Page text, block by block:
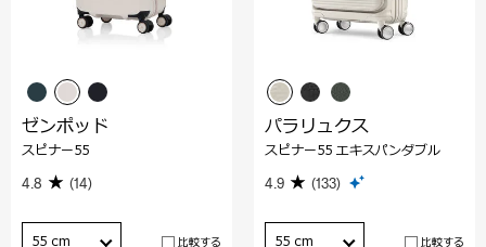
ゼンポッド
スピナー55
4.8 (14)
55 cm 比較する
パラリュクス
スピナー55 エキスパンダブル
4.9 (133)
55 cm 比較する